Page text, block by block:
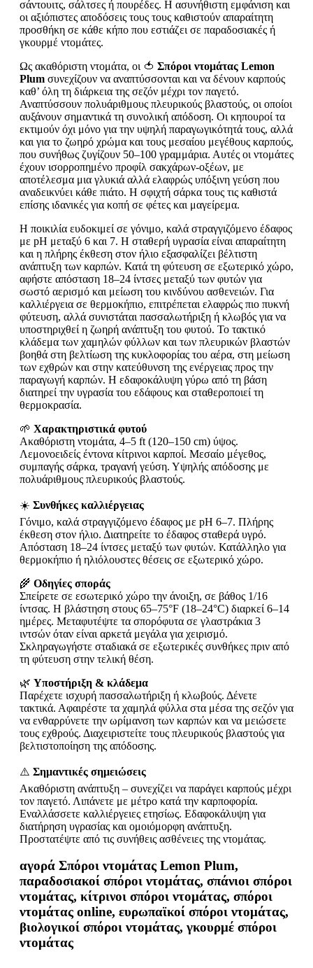
σάντουιτς, σάλτσες ή πουρέδες. Η ασυνήθιστη εμφάνιση και
οι αξιόπιστες αποδόσεις τους τους καθιστούν απαραίτητη
προσθήκη σε κάθε κήπο που εστιάζει σε παραδοσιακές ή
γκουρμέ ντομάτες.
Ως ακαθόριστη ντομάτα, οι 🍅 Σπόροι ντομάτας Lemon
Plum συνεχίζουν να αναπτύσσονται και να δένουν καρπούς
καθ’ όλη τη διάρκεια της σεζόν μέχρι τον παγετό.
Αναπτύσσουν πολυάριθμους πλευρικούς βλαστούς, οι οποίοι
αυξάνουν σημαντικά τη συνολική απόδοση. Οι κηπουροί τα
εκτιμούν όχι μόνο για την υψηλή παραγωγικότητά τους, αλλά
και για το ζωηρό χρώμα και τους μεσαίου μεγέθους καρπούς,
που συνήθως ζυγίζουν 50–100 γραμμάρια. Αυτές οι ντομάτες
έχουν ισορροπημένο προφίλ σακχάρων-οξέων, με
αποτέλεσμα μια γλυκιά αλλά ελαφρώς υπόξινη γεύση που
αναδεικνύει κάθε πιάτο. Η σφιχτή σάρκα τους τις καθιστά
επίσης ιδανικές για κοπή σε φέτες και μαγείρεμα.
Η ποικιλία ευδοκιμεί σε γόνιμο, καλά στραγγιζόμενο έδαφος
με pH μεταξύ 6 και 7. Η σταθερή υγρασία είναι απαραίτητη
και η πλήρης έκθεση στον ήλιο εξασφαλίζει βέλτιστη
ανάπτυξη των καρπών. Κατά τη φύτευση σε εξωτερικό χώρο,
αφήστε απόσταση 18–24 ίντσες μεταξύ των φυτών για
σωστό αερισμό και μείωση του κινδύνου ασθενειών. Για
καλλιέργεια σε θερμοκήπιο, επιτρέπεται ελαφρώς πιο πυκνή
φύτευση, αλλά συνιστάται πασσαλωτήριξη ή κλωβός για να
υποστηριχθεί η ζωηρή ανάπτυξη του φυτού. Το τακτικό
κλάδεμα των χαμηλών φύλλων και των πλευρικών βλαστών
βοηθά στη βελτίωση της κυκλοφορίας του αέρα, στη μείωση
των εχθρών και στην κατεύθυνση της ενέργειας προς την
παραγωγή καρπών. Η εδαφοκάλυψη γύρω από τη βάση
διατηρεί την υγρασία του εδάφους και σταθεροποιεί τη
θερμοκρασία.
🌱 Χαρακτηριστικά φυτού
Ακαθόριστη ντομάτα, 4–5 ft (120–150 cm) ύψος.
Λεμονοειδείς έντονα κίτρινοι καρποί. Μεσαίο μέγεθος,
συμπαγής σάρκα, τραγανή γεύση. Υψηλής απόδοσης με
πολυάριθμους πλευρικούς βλαστούς.
☀️ Συνθήκες καλλιέργειας
Γόνιμο, καλά στραγγιζόμενο έδαφος με pH 6–7. Πλήρης
έκθεση στον ήλιο. Διατηρείτε το έδαφος σταθερά υγρό.
Απόσταση 18–24 ίντσες μεταξύ των φυτών. Κατάλληλο για
θερμοκήπιο ή ηλιόλουστες θέσεις σε εξωτερικό χώρο.
🌾 Οδηγίες σποράς
Σπείρετε σε εσωτερικό χώρο την άνοιξη, σε βάθος 1/16
ίντσας. Η βλάστηση στους 65–75°F (18–24°C) διαρκεί 6–14
ημέρες. Μεταφυτέψτε τα σπορόφυτα σε γλαστράκια 3
ιντσών όταν είναι αρκετά μεγάλα για χειρισμό.
Σκληραγωγήστε σταδιακά σε εξωτερικές συνθήκες πριν από
τη φύτευση στην τελική θέση.
🌿 Υποστήριξη & κλάδεμα
Παρέχετε ισχυρή πασσαλωτήριξη ή κλωβούς. Δένετε
τακτικά. Αφαιρέστε τα χαμηλά φύλλα στα μέσα της σεζόν για
να ενθαρρύνετε την ωρίμανση των καρπών και να μειώσετε
τους εχθρούς. Διαχειριστείτε τους πλευρικούς βλαστούς για
βελτιστοποίηση της απόδοσης.
⚠️ Σημαντικές σημειώσεις
Ακαθόριστη ανάπτυξη – συνεχίζει να παράγει καρπούς μέχρι
τον παγετό. Λιπάνετε με μέτρο κατά την καρποφορία.
Εναλλάσσετε καλλιέργειες ετησίως. Εδαφοκάλυψη για
διατήρηση υγρασίας και ομοιόμορφη ανάπτυξη.
Προστατέψτε από τις συνήθεις ασθένειες της ντομάτας.
αγορά Σπόροι ντομάτας Lemon Plum,
παραδοσιακοί σπόροι ντομάτας, σπάνιοι σπόροι
ντομάτας, κίτρινοι σπόροι ντομάτας, σπόροι
ντομάτας online, ευρωπαϊκοί σπόροι ντομάτας,
βιολογικοί σπόροι ντομάτας, γκουρμέ σπόροι
ντομάτας